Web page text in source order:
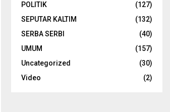
POLITIK
(127)
SEPUTAR KALTIM
(132)
SERBA SERBI
(40)
UMUM
(157)
Uncategorized
(30)
Video
(2)